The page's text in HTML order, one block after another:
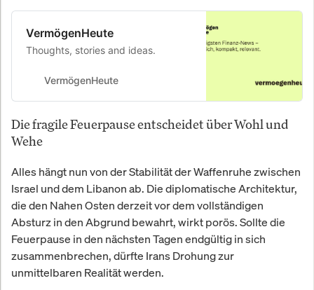
VermögenHeute
Thoughts, stories and ideas.
VermögenHeute
Die fragile Feuerpause entscheidet über Wohl und
Wehe
Alles hängt nun von der Stabilität der Waffenruhe zwischen
Israel und dem Libanon ab. Die diplomatische Architektur,
die den Nahen Osten derzeit vor dem vollständigen
Absturz in den Abgrund bewahrt, wirkt porös. Sollte die
Feuerpause in den nächsten Tagen endgültig in sich
zusammenbrechen, dürfte Irans Drohung zur
unmittelbaren Realität werden.